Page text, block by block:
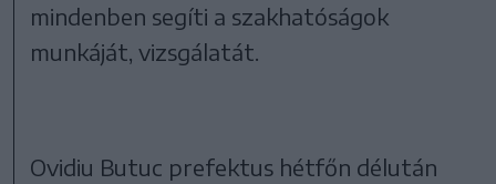
mindenben segíti a szakhatóságok
munkáját, vizsgálatát.
Ovidiu Butuc prefektus hétfőn délután